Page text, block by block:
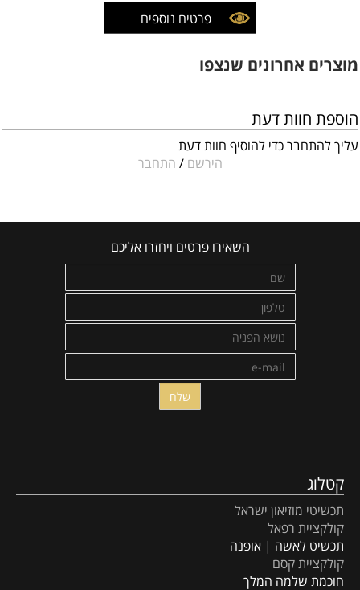
פרטים נוספים
מוצרים אחרונים שנצפו
הוספת חוות דעת
עליך להתחבר כדי להוסיף חוות דעת
הירשם / התחבר
השאירו פרטים ויחזרו אליכם
קטלוג
תכשיטי מוזיאון ישראל
קולקציית רפאל
תכשיט לאשה | אופנה
קולקציית קסם
חוכמת שלמה המלך